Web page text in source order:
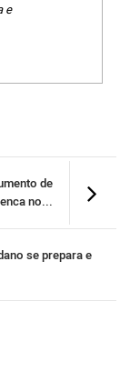
e
de
no...
se prepara e